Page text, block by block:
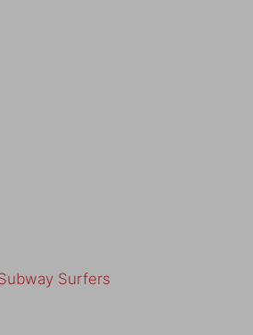
Surfers